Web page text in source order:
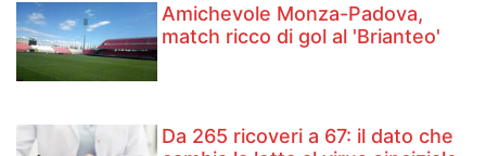
Amichevole Monza-Padova,
match ricco di gol al 'Brianteo'
Da 265 ricoveri a 67: il dato che